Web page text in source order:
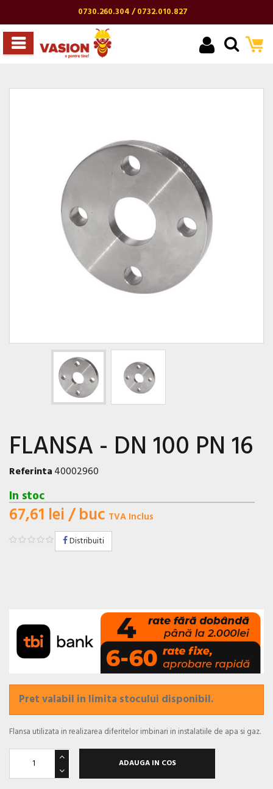
0730.260.304 / 0732.010.827
FLANSA - DN 100 PN 16
Referinta40002960
In stoc
67,61 lei/ buc TVA Inclus
Distribuiti
Pret valabil in limita stocului disponibil.
Flansa utilizata in realizarea diferitelor imbinari in instalatiile de apa si gaz.
ADAUGA IN COS